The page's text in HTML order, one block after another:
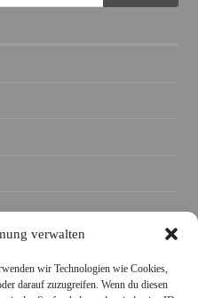
verwalten
wir Technologien wie Cookies,
darauf zuzugreifen. Wenn du diesen